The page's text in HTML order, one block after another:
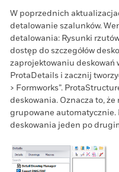
W poprzednich
detalowanie szalunków.
detalowania: Rysunki
dostęp do szczegółów
zaprojektowaniu deskowań
ProtaDetails i zacznij
> Formworks”.
deskowania. Oznacza to, że
grupowane automatycznie.
deskowania jeden po